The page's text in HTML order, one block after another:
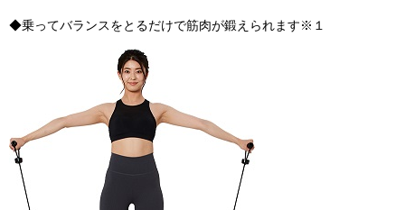
◆乗ってバランスをとるだけで筋肉が鍛えられます※１